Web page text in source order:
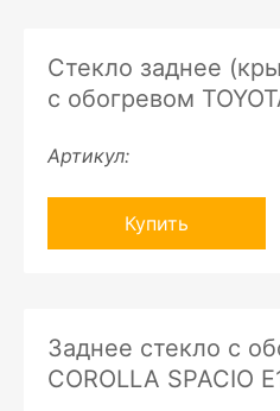
Стекло заднее
с обогревом
Артикул:
Купить
Заднее стекло с
COROLLA SPACIO